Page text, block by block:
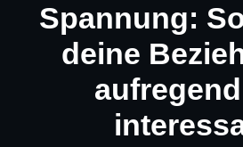
Spannung:
deine